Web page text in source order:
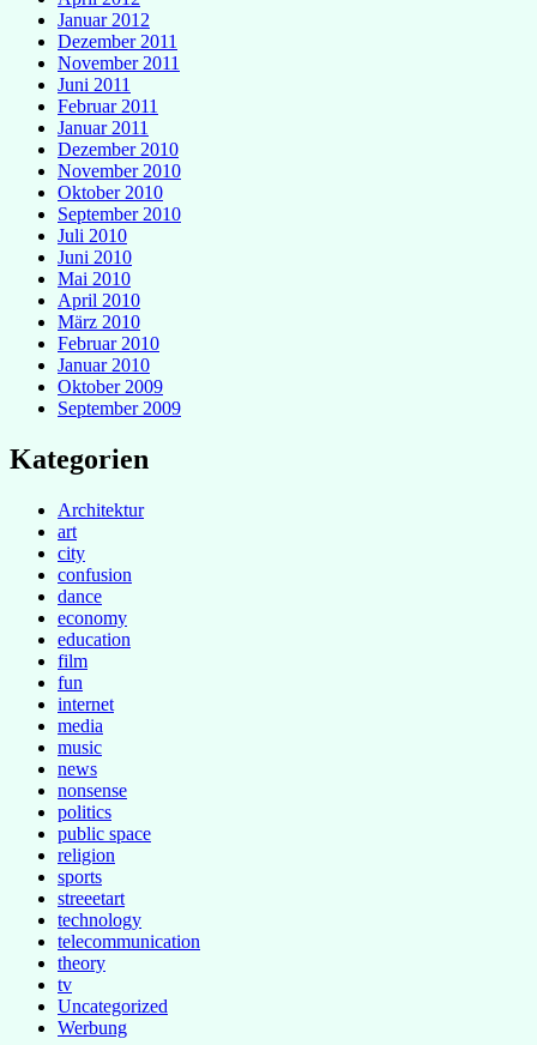
Januar 2012
Dezember 2011
November 2011
Juni 2011
Februar 2011
Januar 2011
Dezember 2010
November 2010
Oktober 2010
September 2010
Juli 2010
Juni 2010
Mai 2010
April 2010
März 2010
Februar 2010
Januar 2010
Oktober 2009
September 2009
Kategorien
Architektur
art
city
confusion
dance
economy
education
film
fun
internet
media
music
news
nonsense
politics
public space
religion
sports
streeetart
technology
telecommunication
theory
tv
Uncategorized
Werbung